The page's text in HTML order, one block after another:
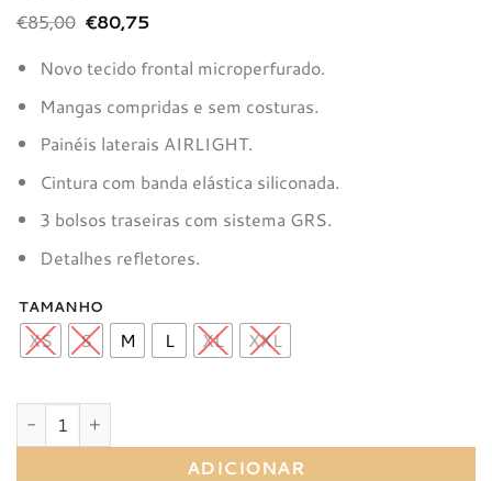
€85,00 O
preço
original
era:
€80,75O
é:
Novo tecido frontal microperfurado.
Mangas compridas e sem costuras.
Painéis laterais AIRLIGHT.
Cintura com banda elástica siliconada.
3 bolsos traseiras com sistema GRS.
Detalhes refletores.
TAMANHO
XS S M L XL XXL
Quantidade de Jersey Gobik CX Pro 4.0 Magnolia
ADICIONAR